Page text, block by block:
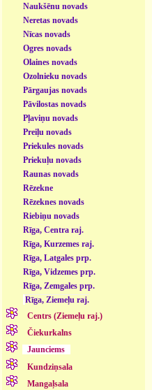
Naukšēnu novads
Neretas novads
Nīcas novads
Ogres novads
Olaines novads
Ozolnieku novads
Pārgaujas novads
Pāvilostas novads
Pļaviņu novads
Preiļu novads
Priekules novads
Priekuļu novads
Raunas novads
Rēzekne
Rēzeknes novads
Riebiņu novads
Rīga, Centra raj.
Rīga, Kurzemes raj.
Rīga, Latgales prp.
Rīga, Vidzemes prp.
Rīga, Zemgales prp.
Rīga, Ziemeļu raj.
Centrs (Ziemeļu raj.)
Čiekurkalns
Jaunciems
Kundziņsala
Mangaļsala